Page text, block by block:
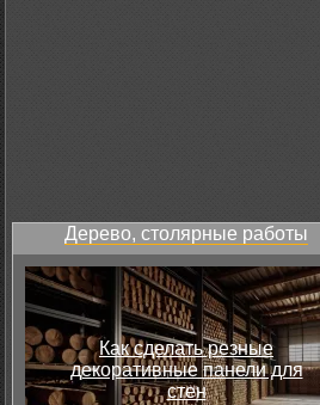
Дерево, столярные работы
Как сделать резные
декоративные панели для
стен